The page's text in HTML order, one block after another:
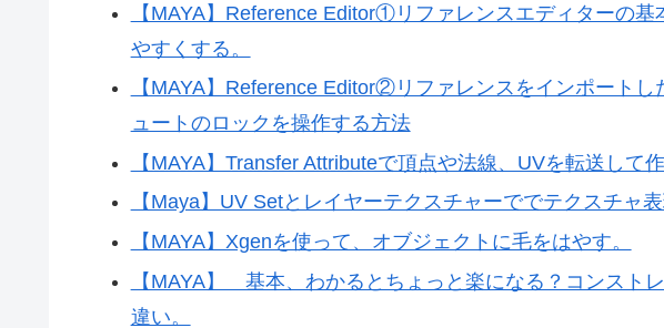
【MAYA】Reference Editor①リファレンスエディターの
やすくする。
【MAYA】Reference Editor②リファレンスをインポート
ュートのロックを操作する方法
【MAYA】Transfer Attributeで頂点や法線、UVを転送して
【Maya】UV Setとレイヤーテクスチャーででテクスチャ
【MAYA】Xgenを使って、オブジェクトに毛をはやす。
【MAYA】 基本、わかるとちょっと楽になる？コンスト
違い。